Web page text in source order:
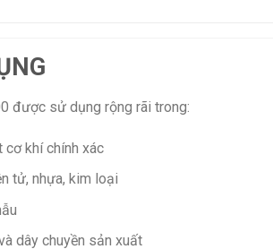
được sử dụng rộng rãi trong:
cơ khí chính xác
tử, nhựa, kim loại
dây chuyền sản xuất